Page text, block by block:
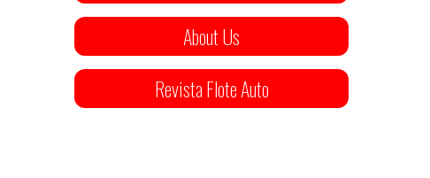
About Us
Revista Flote Auto